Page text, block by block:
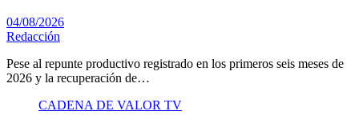
04/08/2026
Redacción
Pese al repunte productivo registrado en los primeros seis meses de
2026 y la recuperación de…
CADENA DE VALOR TV